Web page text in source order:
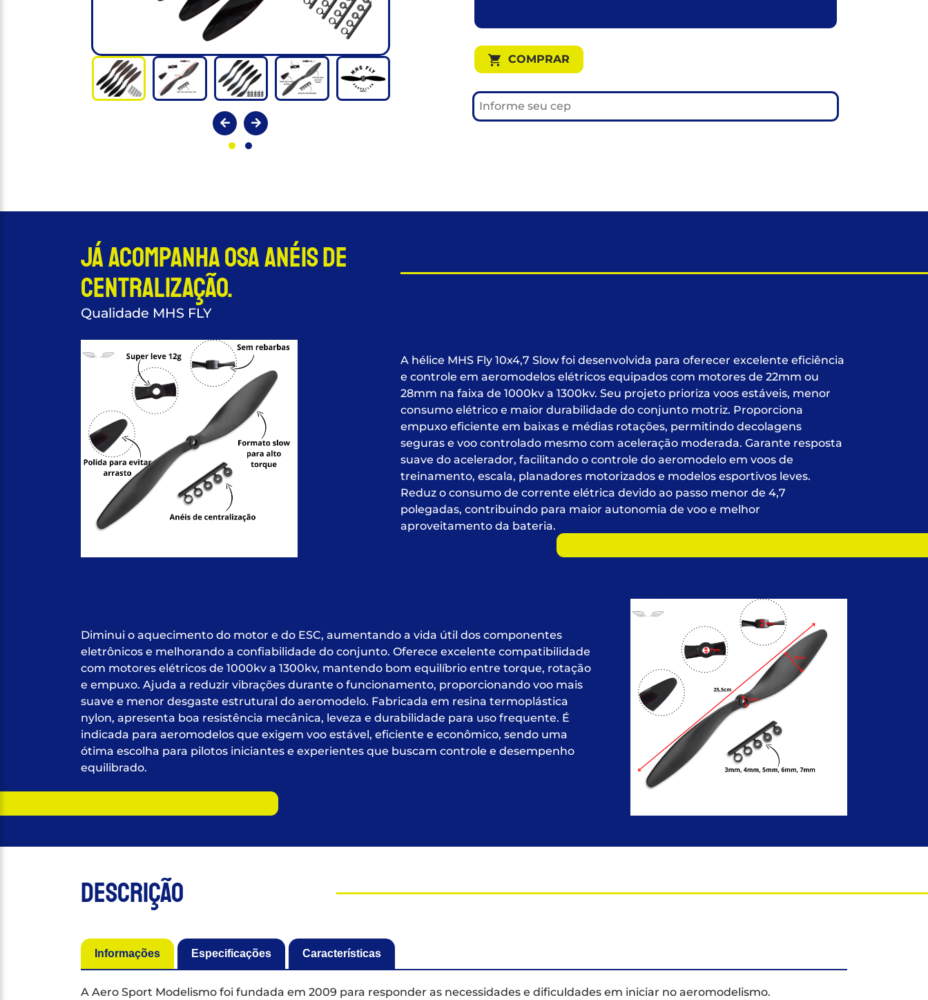
COMPRAR
Já acompanha osa anéis de
centralização.
Qualidade MHS FLY
A hélice MHS Fly 10x4,7 Slow foi desenvolvida para oferecer excelente eficiência
e controle em aeromodelos elétricos equipados com motores de 22mm ou
28mm na faixa de 1000kv a 1300kv. Seu projeto prioriza voos estáveis, menor
consumo elétrico e maior durabilidade do conjunto motriz. Proporciona
empuxo eficiente em baixas e médias rotações, permitindo decolagens
seguras e voo controlado mesmo com aceleração moderada. Garante resposta
suave do acelerador, facilitando o controle do aeromodelo em voos de
treinamento, escala, planadores motorizados e modelos esportivos leves.
Reduz o consumo de corrente elétrica devido ao passo menor de 4,7
polegadas, contribuindo para maior autonomia de voo e melhor
aproveitamento da bateria.
Diminui o aquecimento do motor e do ESC, aumentando a vida útil dos componentes
eletrônicos e melhorando a confiabilidade do conjunto. Oferece excelente compatibilidade
com motores elétricos de 1000kv a 1300kv, mantendo bom equilíbrio entre torque, rotação
e empuxo. Ajuda a reduzir vibrações durante o funcionamento, proporcionando voo mais
suave e menor desgaste estrutural do aeromodelo. Fabricada em resina termoplástica
nylon, apresenta boa resistência mecânica, leveza e durabilidade para uso frequente. É
indicada para aeromodelos que exigem voo estável, eficiente e econômico, sendo uma
ótima escolha para pilotos iniciantes e experientes que buscam controle e desempenho
equilibrado.
Descrição
Informações Especificações Características
A Aero Sport Modelismo foi fundada em 2009 para responder as necessidades e dificuldades em iniciar no aeromodelismo.